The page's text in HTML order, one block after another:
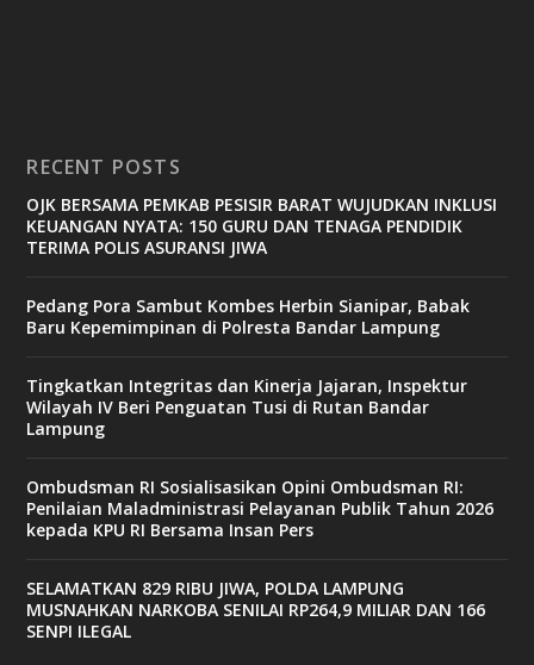
RECENT POSTS
OJK BERSAMA PEMKAB PESISIR BARAT WUJUDKAN INKLUSI
KEUANGAN NYATA: 150 GURU DAN TENAGA PENDIDIK
TERIMA POLIS ASURANSI JIWA
Pedang Pora Sambut Kombes Herbin Sianipar, Babak
Baru Kepemimpinan di Polresta Bandar Lampung
Tingkatkan Integritas dan Kinerja Jajaran, Inspektur
Wilayah IV Beri Penguatan Tusi di Rutan Bandar
Lampung
Ombudsman RI Sosialisasikan Opini Ombudsman RI:
Penilaian Maladministrasi Pelayanan Publik Tahun 2026
kepada KPU RI Bersama Insan Pers
SELAMATKAN 829 RIBU JIWA, POLDA LAMPUNG
MUSNAHKAN NARKOBA SENILAI RP264,9 MILIAR DAN 166
SENPI ILEGAL